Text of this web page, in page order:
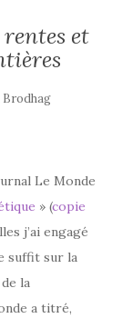
et
Le Monde
» (copie
j’ai engagé
suffit sur la
la
a titré,